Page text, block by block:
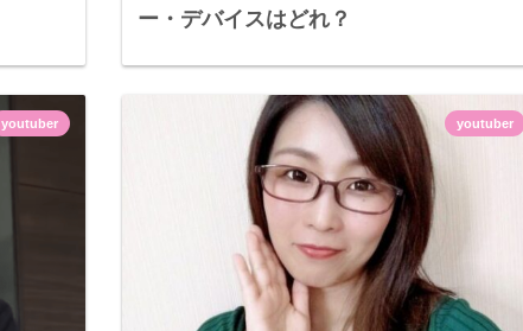
ー・デバイスはどれ？
youtuber youtuber